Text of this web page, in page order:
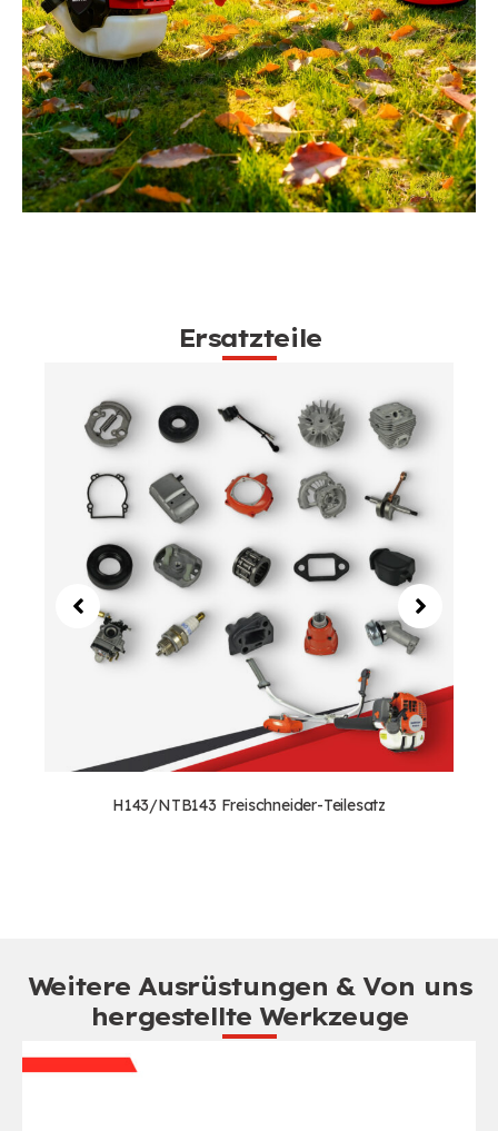
Ersatzteile
H143/NTB143 Freischneider-Teilesatz
Weitere Ausrüstungen & Von uns
hergestellte Werkzeuge